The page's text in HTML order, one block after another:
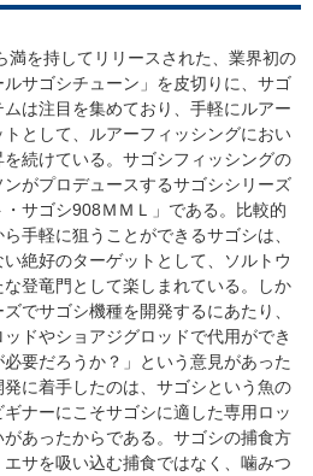
満を持してリリースされた、業界初の
サゴシチューン」を皮切りに、サゴ
は注目を集めており、手軽にルアー
として、ルアーフィッシングにおい
続けている。サゴシフィッシングの
がプロデュースするサゴシシリーズ
サゴシ908ＭＭＬ」である。比較的
手軽に狙うことができるサゴシは、
絶好のターゲットとして、ソルトウ
登竜門として楽しまれている。しか
でサゴシ機種を開発するにあたり、
ッドやショアジグロッドで代用ができ
要だろうか？」という意見があった
に着手したのは、サゴシという魚の
ナーにこそサゴシに適した専用ロッ
があったからである。サゴシの捕食方
サを吸い込む捕食ではなく、噛みつ